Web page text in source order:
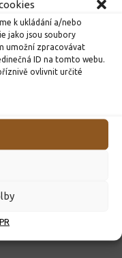
k ukládání a/nebo
jako jsou soubory
umožní zpracovávat
ID na tomto webu.
ovlivnit určité
VZDĚLÁVÁNÍ